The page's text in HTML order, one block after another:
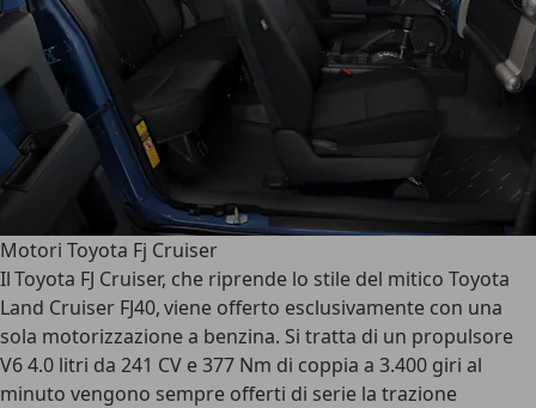
Motori Toyota Fj Cruiser
Il Toyota FJ Cruiser, che riprende lo stile del mitico Toyota
Land Cruiser FJ40, viene offerto esclusivamente con una
sola motorizzazione a benzina. Si tratta di un propulsore
V6 4.0 litri da 241 CV e 377 Nm di coppia a 3.400 giri al
minuto vengono sempre offerti di serie la trazione